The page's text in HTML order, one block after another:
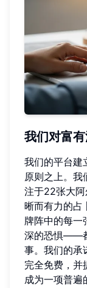
我们对富
我们的平台建
原则之上。我
注于22张大
晰而有力的占
牌阵中的每
深的恐惧——
事。我们的承
完全免费，并
成为一项普遍